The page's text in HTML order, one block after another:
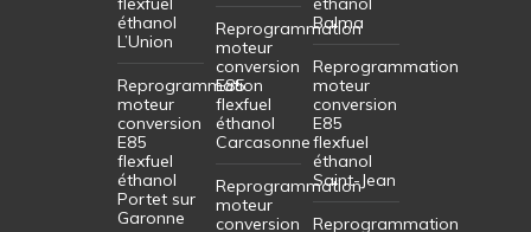
éthanol
L’Union
Reprogrammation
moteur
conversion
E85
flexfuel
éthanol
Portet sur
Garonne
Reprogrammation
moteur
conversion
E85
flexfuel
éthanol
Carcasonne
Reprogrammation
moteur
conversion
Balma
Reprogrammation
moteur
conversion
E85
flexfuel
éthanol
Saint-Jean
Reprogrammation